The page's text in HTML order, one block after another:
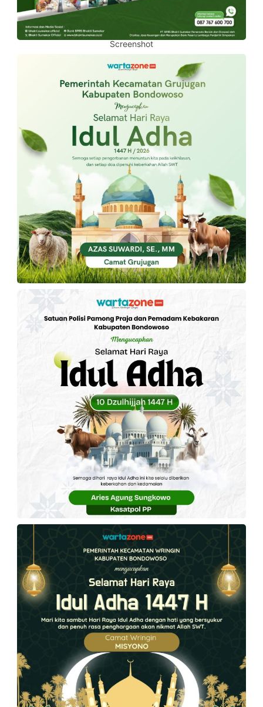
Screenshot